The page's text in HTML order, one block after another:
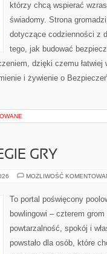
którzy chcą wspierać
świadomy. Strona
dotyczące codzienności z
tego, jak budować
dzięki czemu łatwiej
i żywienie o
GRY
MOŻLIWOŚĆ
To portal poświęcony
bowlingowi – czterem
powtarzalność, spokój i
powstało dla osób, które